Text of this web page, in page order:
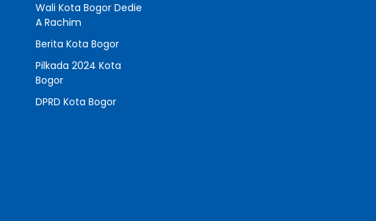
Wali Kota Bogor Dedie
A Rachim
Berita Kota Bogor
Pilkada 2024 Kota
Bogor
DPRD Kota Bogor